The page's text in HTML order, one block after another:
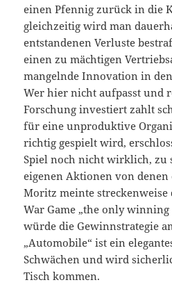
einen Pfennig zurück in die
gleichzeitig wird man
entstandenen Verluste
einen zu mächtigen
mangelnde Innovation in
Wer hier nicht aufpasst und
Forschung investiert zahlt
für eine unproduktive
richtig gespielt wird,
Spiel noch nicht wirklich, zu
eigenen Aktionen von
Moritz meinte streckenweise
War Game „the only
würde die Gewinnstrategie
„Automobile“ ist ein
Schwächen und wird
Tisch kommen.